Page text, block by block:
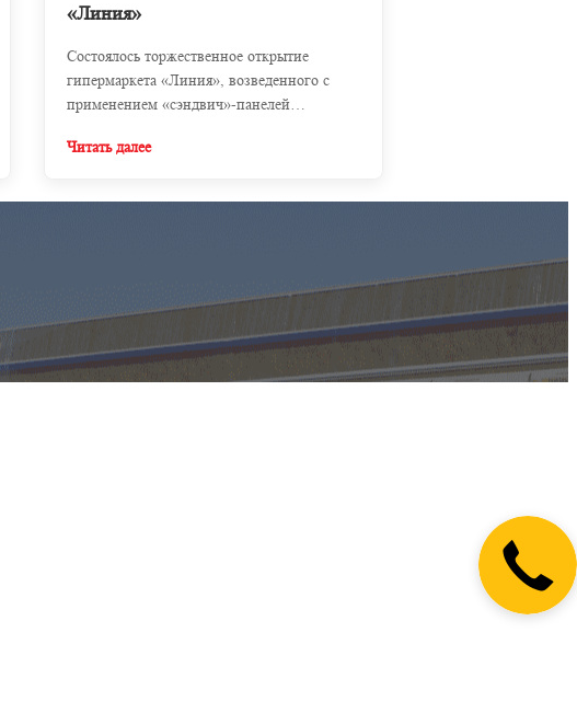
«Линия»
Состоялось торжественное открытие
гипермаркета «Линия», возведенного с
применением «сэндвич»-панелей
Читать далее